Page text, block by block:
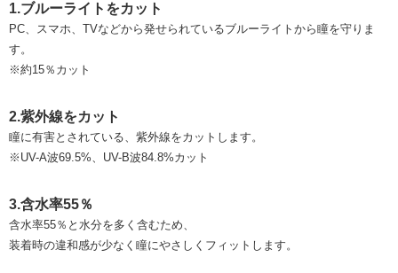
1.ブルーライトをカット
PC、スマホ、TVなどから発せられているブルーライトから瞳を守りま
す。
※約15％カット
2.紫外線をカット
瞳に有害とされている、紫外線をカットします。
※UV-A波69.5%、UV-B波84.8%カット
3.含水率55％
含水率55％と水分を多く含むため、
装着時の違和感が少なく瞳にやさしくフィットします。